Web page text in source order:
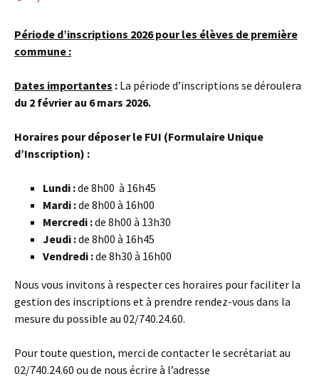
Période d’inscriptions 2026 pour les élèves de première
commune :
Dates importantes : La période d’inscriptions se déroulera
du 2 février au 6 mars 2026.
Horaires pour déposer le FUI (Formulaire Unique
d’Inscription) :
Lundi :de 8h00 à 16h45
Mardi :de 8h00 à 16h00
Mercredi :de 8h00 à 13h30
Jeudi :de 8h00 à 16h45
Vendredi :de 8h30 à 16h00
Nous vous invitons à respecter ces horaires pour faciliter la
gestion des inscriptions et à prendre rendez-vous dans la
mesure du possible au 02/740.24.60.
Pour toute question, merci de contacter le secrétariat au
02/740.24.60 ou de nous écrire à l’adresse